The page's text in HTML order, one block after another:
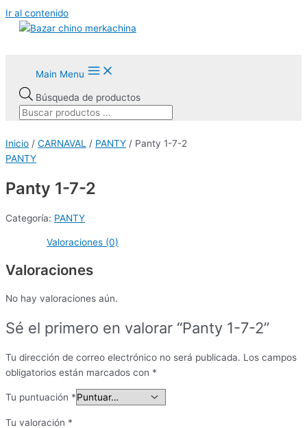
Ir al contenido
Main Menu
Búsqueda de productos
Inicio / CARNAVAL / PANTY / Panty 1-7-2
PANTY
Panty 1-7-2
Categoría: PANTY
Valoraciones (0)
Valoraciones
No hay valoraciones aún.
Sé el primero en valorar “Panty 1-7-2”
Tu dirección de correo electrónico no será publicada. Los campos
obligatorios están marcados con *
Tu puntuación *
Tu valoración *